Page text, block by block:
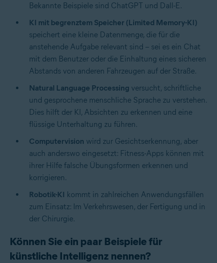
Bekannte Beispiele sind ChatGPT und Dall-E.
KI mit begrenztem Speicher (Limited Memory-KI)
speichert eine kleine Datenmenge, die für die
anstehende Aufgabe relevant sind – sei es ein Chat
mit dem Benutzer oder die Einhaltung eines sicheren
Abstands von anderen Fahrzeugen auf der Straße.
Natural Language Processing versucht, schriftliche
und gesprochene menschliche Sprache zu verstehen.
Dies hilft der KI, Absichten zu erkennen und eine
flüssige Unterhaltung zu führen.
Computervision wird zur Gesichtserkennung, aber
auch anderswo eingesetzt: Fitness-Apps können mit
ihrer Hilfe falsche Übungsformen erkennen und
korrigieren.
Robotik-KI kommt in zahlreichen Anwendungsfällen
zum Einsatz: Im Verkehrswesen, der Fertigung und in
der Chirurgie.
Können Sie ein paar Beispiele für
künstliche Intelligenz nennen?